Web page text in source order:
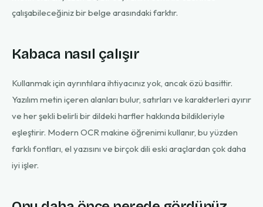
çalışabileceğiniz bir belge arasındaki farktır.
Kabaca nasıl çalışır
Kullanmak için ayrıntılara ihtiyacınız yok, ancak özü basittir.
Yazılım metin içeren alanları bulur, satırları ve karakterleri ayırır
ve her şekli belirli bir dildeki harfler hakkında bildikleriyle
eşleştirir. Modern OCR makine öğrenimi kullanır, bu yüzden
farklı fontları, el yazısını ve birçok dili eski araçlardan çok daha
iyi işler.